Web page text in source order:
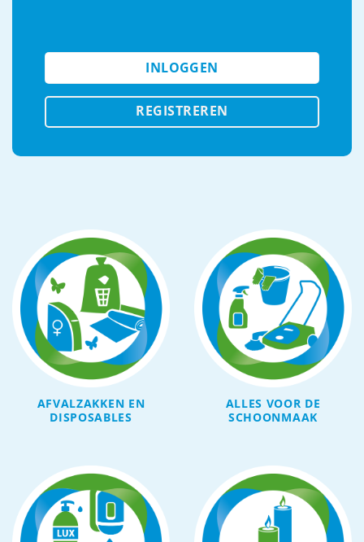
INLOGGEN
REGISTREREN
AFVALZAKKEN EN
DISPOSABLES
ALLES VOOR DE
SCHOONMAAK